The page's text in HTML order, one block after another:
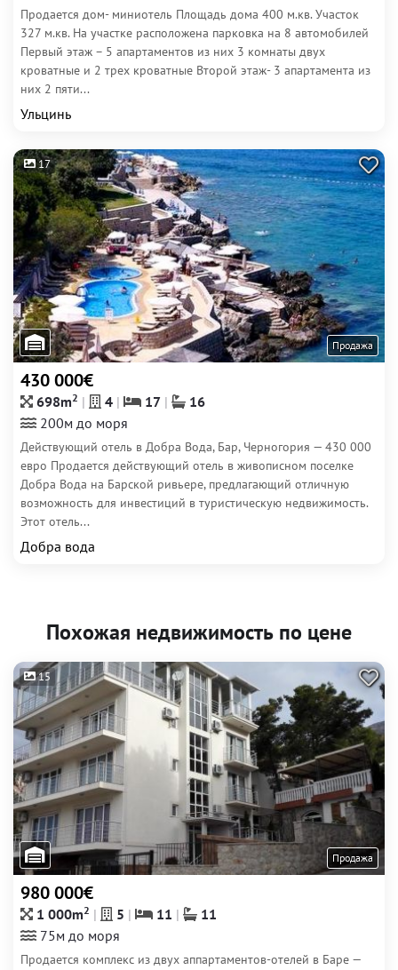
Продается дом- миниотель Площадь дома 400 м.кв. Участок
327 м.кв. На участке расположена парковка на 8 автомобилей
Первый этаж – 5 апартаментов из них 3 комнаты двух
кроватные и 2 трех кроватные Второй этаж- 3 апартамента из
них 2 пяти...
Ульцинь
17
Продажа
430 000€
698m2 4 17
16
200м до моря
Действующий отель в Добра Вода, Бар, Черногория — 430 000
евро Продается действующий отель в живописном поселке
Добра Вода на Барской ривьере, предлагающий отличную
возможность для инвестиций в туристическую недвижимость.
Этот отель...
Добра вода
Похожая недвижимость по цене
15
Продажа
980 000€
1 000m2 5 11
11
75м до моря
Продается комплекс из двух аппартаментов-отелей в Баре —